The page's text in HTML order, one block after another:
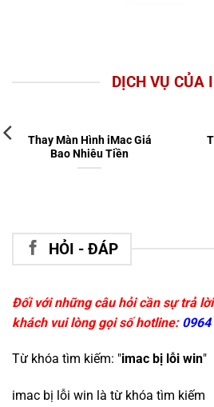
DỊCH VỤ CỦA
Thay Màn Hình iMac Giá
Bao Nhiêu Tiền
HỎI - ĐÁP
Đối với những câu hỏi cần sự trả
khách vui lòng gọi số hotline:
Từ khóa tìm kiếm: "imac bị lỗi win"
imac bị lỗi win là từ khóa tìm kiếm